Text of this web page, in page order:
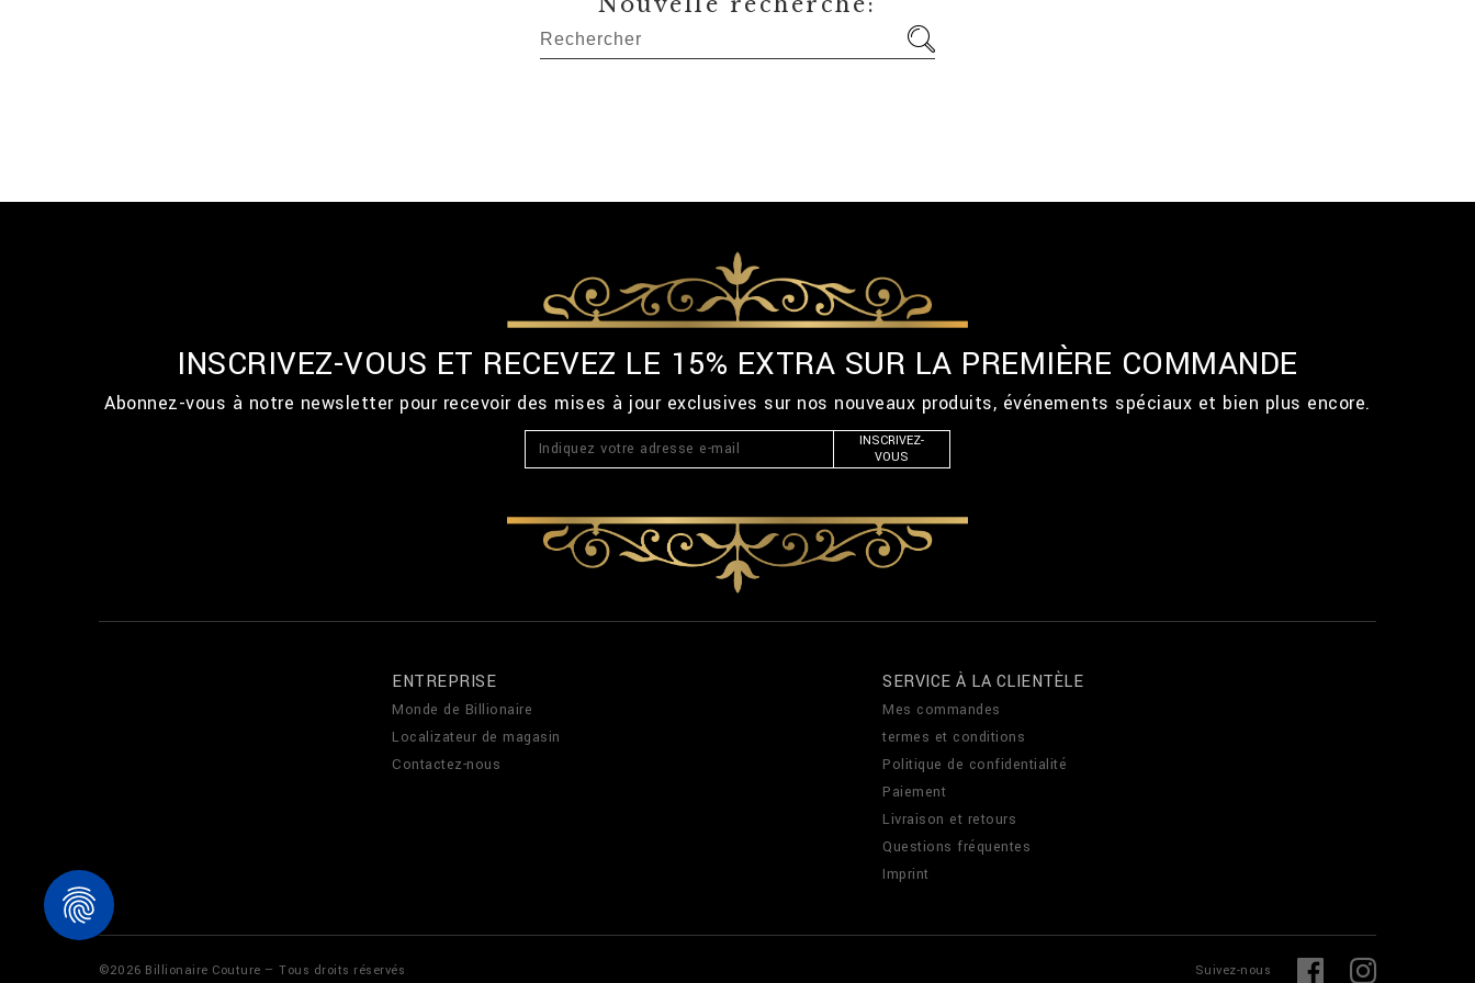
INSCRIVEZ-VOUS ET RECEVEZ LE 15% EXTRA SUR LA PREMIÈRE COMMANDE
Abonnez-vous à notre newsletter pour recevoir des mises à jour exclusives sur nos nouveaux produits, événements spéciaux et bien plus encore.
INSCRIVEZ-
VOUS
ENTREPRISE
Monde de Billionaire
Localizateur de magasin
Contactez-nous
SERVICE À LA CLIENTÈLE
Mes commandes
termes et conditions
Politique de confidentialité
Paiement
Livraison et retours
Questions fréquentes
Imprint
Suivez-nous
L
F
©2026 Billionaire Couture — Tous droits réservés